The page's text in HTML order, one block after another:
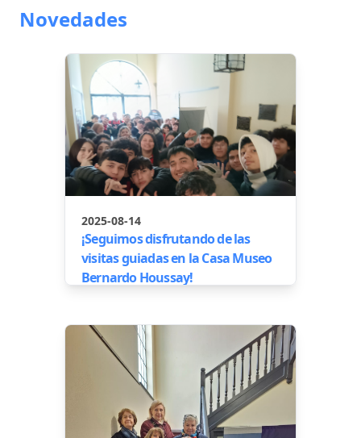
Novedades
2025-08-14
¡Seguimos disfrutando de las
visitas guiadas en la Casa Museo
Bernardo Houssay!